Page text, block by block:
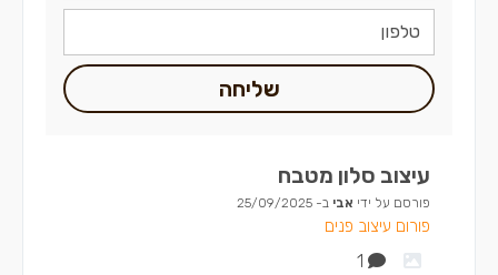
שליחה
עיצוב סלון מטבח
פורסם על ידי אבי ב- 25/09/2025
פורום עיצוב פנים
1